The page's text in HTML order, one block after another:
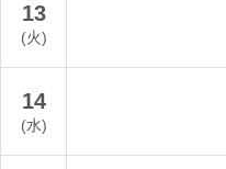
13
(火)
14
(水)